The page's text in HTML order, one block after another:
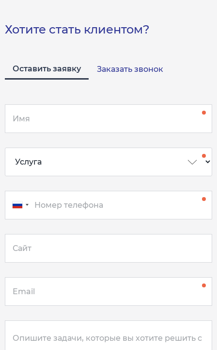
Хотите стать клиентом?
Оставить заявку Заказать звонок